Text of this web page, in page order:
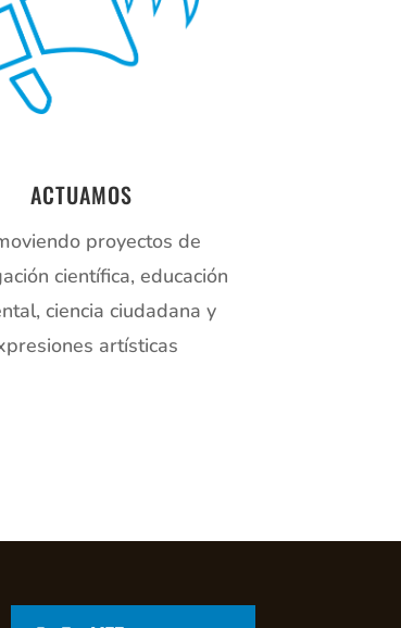
ACTUAMOS
proyectos de
científica, educación
ciencia ciudadana y
artísticas